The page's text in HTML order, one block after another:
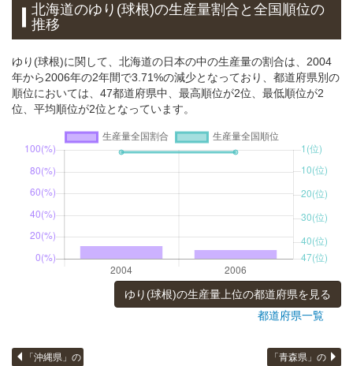
北海道のゆり(球根)の生産量割合と全国順位の
推移
ゆり(球根)に関して、北海道の日本の中の生産量の割合は、2004
年から2006年の2年間で3.71%の減少となっており、都道府県別の
順位においては、47都道府県中、最高順位が2位、最低順位が2
位、平均順位が2位となっています。
ゆり(球根)の生産量上位の都道府県を見る
都道府県一覧
「沖縄県」の 「青森県」の